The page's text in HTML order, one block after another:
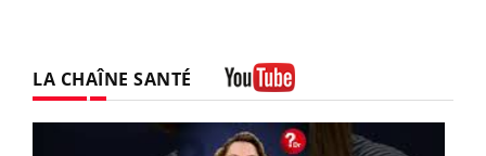
LA CHAÎNE SANTÉ